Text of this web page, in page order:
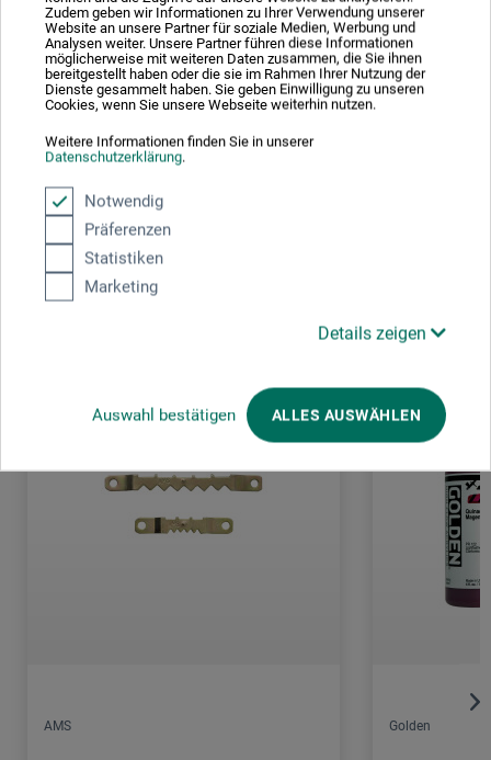
Zudem geben wir Informationen zu Ihrer Verwendung unserer
Website an unsere Partner für soziale Medien, Werbung und
Analysen weiter. Unsere Partner führen diese Informationen
möglicherweise mit weiteren Daten zusammen, die Sie ihnen
bereitgestellt haben oder die sie im Rahmen Ihrer Nutzung der
Dienste gesammelt haben. Sie geben Einwilligung zu unseren
Cookies, wenn Sie unsere Webseite weiterhin nutzen.
Weitere Informationen finden Sie in unserer
Datenschutzerklärung.
Notwendig
Präferenzen
Statistiken
Marketing
Details zeigen
Auswahl bestätigen ALLES AUSWÄHLEN
Soyez le premier à donner votre avis sur ce produit.
Les clients ont aussi acheté
AMS Golden